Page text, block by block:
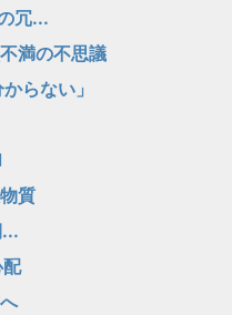
冗...
満の不思議
らない」
質
配